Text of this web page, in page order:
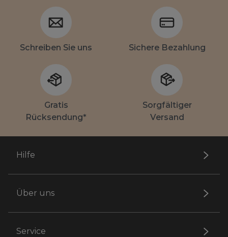
Schreiben Sie uns Sichere Bezahlung
Gratis
Rücksendung*
Sorgfältiger
Versand
Hilfe
Über uns
Service